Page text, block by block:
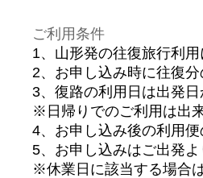
ご利用条件
1、山形発の往復旅行利用
2、お申し込み時に往復
3、復路の利用日は出発
※日帰りでのご利用は出来
4、お申し込み後の利用便
5、お申し込みはご出発よ
※休業日に該当する場合